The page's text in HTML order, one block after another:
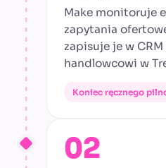
Make monitoruje
zapytania
zapisuje je w
handlowcowi w
Koniec ręcznego
02